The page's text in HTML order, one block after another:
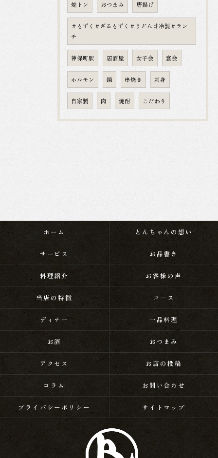
焼トン おつまみ 唐揚げ
＃もずく＃ざるもずく＃うどん♯冷製＃ラン
チ
神保町駅 居酒屋 女子会 宴会
ホルモン 鍋 串焼き 刺身
自家製 肉 焼酎 こだわり
ホーム とんちゃんの想い
サービス お品書き
料理紹介 お客様の声
当店の特徴 コース
ディナー 一品料理
お酒 おつまみ
アクセス お店の投稿
コラム お問い合わせ
プライバシーポリシー サイトマップ